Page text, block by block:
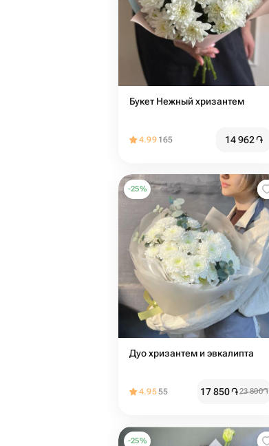
Букет Нежный хризантем
4.99 165 14 962֏
-25%
Дуо хризантем и эвкалипта
4.9555 17 850֏23 800֏
-25%